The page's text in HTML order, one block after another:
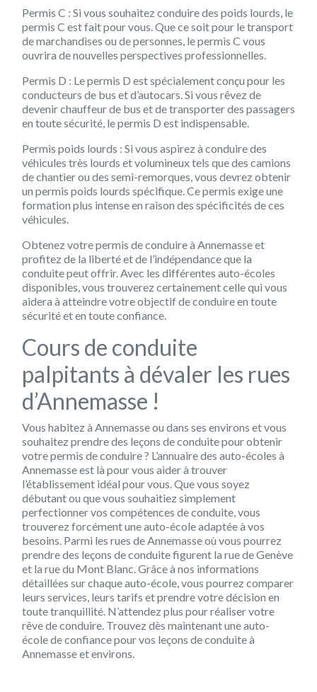
Permis C : Si vous souhaitez conduire des poids lourds, le
permis C est fait pour vous. Que ce soit pour le transport
de marchandises ou de personnes, le permis C vous
ouvrira de nouvelles perspectives professionnelles.
Permis D : Le permis D est spécialement conçu pour les
conducteurs de bus et d’autocars. Si vous rêvez de
devenir chauffeur de bus et de transporter des passagers
en toute sécurité, le permis D est indispensable.
Permis poids lourds : Si vous aspirez à conduire des
véhicules très lourds et volumineux tels que des camions
de chantier ou des semi-remorques, vous devrez obtenir
un permis poids lourds spécifique. Ce permis exige une
formation plus intense en raison des spécificités de ces
véhicules.
Obtenez votre permis de conduire à Annemasse et
profitez de la liberté et de l’indépendance que la
conduite peut offrir. Avec les différentes auto-écoles
disponibles, vous trouverez certainement celle qui vous
aidera à atteindre votre objectif de conduire en toute
sécurité et en toute confiance.
Cours de conduite
palpitants à dévaler les rues
d’Annemasse !
Vous habitez à Annemasse ou dans ses environs et vous
souhaitez prendre des leçons de conduite pour obtenir
votre permis de conduire ? L’annuaire des auto-écoles à
Annemasse est là pour vous aider à trouver
l’établissement idéal pour vous. Que vous soyez
débutant ou que vous souhaitiez simplement
perfectionner vos compétences de conduite, vous
trouverez forcément une auto-école adaptée à vos
besoins. Parmi les rues de Annemasse où vous pourrez
prendre des leçons de conduite figurent la rue de Genève
et la rue du Mont Blanc. Grâce à nos informations
détaillées sur chaque auto-école, vous pourrez comparer
leurs services, leurs tarifs et prendre votre décision en
toute tranquillité. N’attendez plus pour réaliser votre
rêve de conduire. Trouvez dès maintenant une auto-
école de confiance pour vos leçons de conduite à
Annemasse et environs.